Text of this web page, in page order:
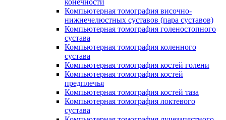
конечности
Компьютерная томография височно-
нижнечелюстных суставов (пара суставов)
Компьютерная томография голеностопного
сустава
Компьютерная томография коленного
сустава
Компьютерная томография костей голени
Компьютерная томография костей
предплечья
Компьютерная томография костей таза
Компьютерная томография локтевого
сустава